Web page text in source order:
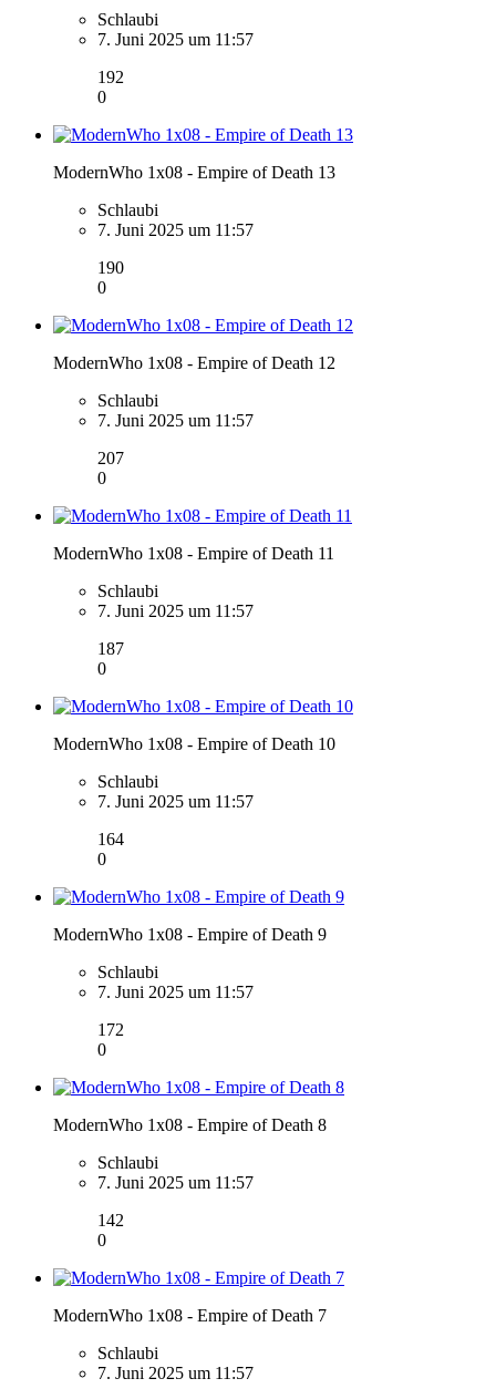
Schlaubi
7. Juni 2025 um 11:57
192
0
ModernWho 1x08 - Empire of Death 13
Schlaubi
7. Juni 2025 um 11:57
190
0
ModernWho 1x08 - Empire of Death 12
Schlaubi
7. Juni 2025 um 11:57
207
0
ModernWho 1x08 - Empire of Death 11
Schlaubi
7. Juni 2025 um 11:57
187
0
ModernWho 1x08 - Empire of Death 10
Schlaubi
7. Juni 2025 um 11:57
164
0
ModernWho 1x08 - Empire of Death 9
Schlaubi
7. Juni 2025 um 11:57
172
0
ModernWho 1x08 - Empire of Death 8
Schlaubi
7. Juni 2025 um 11:57
142
0
ModernWho 1x08 - Empire of Death 7
Schlaubi
7. Juni 2025 um 11:57